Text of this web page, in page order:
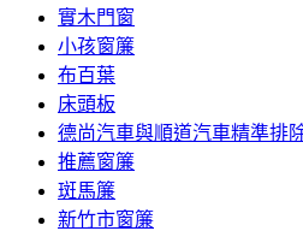
實木門窗
小孩窗簾
布百葉
床頭板
德尚汽車與順道汽車精準排
推薦窗簾
斑馬簾
新竹市窗簾